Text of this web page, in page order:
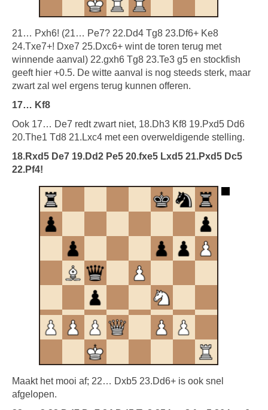
21… Pxh6! (21… Pe7? 22.Dd4 Tg8 23.Df6+ Ke8
24.Txe7+! Dxe7 25.Dxc6+ wint de toren terug met
winnende aanval) 22.gxh6 Tg8 23.Te3 g5 en stockfish
geeft hier +0.5. De witte aanval is nog steeds sterk, maar
zwart zal wel ergens terug kunnen offeren.
17… Kf8
Ook 17… De7 redt zwart niet, 18.Dh3 Kf8 19.Pxd5 Dd6
20.The1 Td8 21.Lxc4 met een overweldigende stelling.
18.Rxd5 De7 19.Dd2 Pe5 20.fxe5 Lxd5 21.Pxd5 Dc5
22.Pf4!
Maakt het mooi af; 22… Dxb5 23.Dd6+ is ook snel
afgelopen.